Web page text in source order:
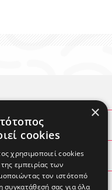
ΧΡΗΣΙΜΕΣ ΠΛΗΡΟΦΟΡΙΕΣ
ΘΕΣ ΒΟΗΘΕΙΑ
ΛΟΓΑΡΙΑΣΜΟΣ
×
cookies
χρησιμοποιεί cookies
εμπειρίας των
τον ιστότοπό
συγκατάθεσή σας για όλα